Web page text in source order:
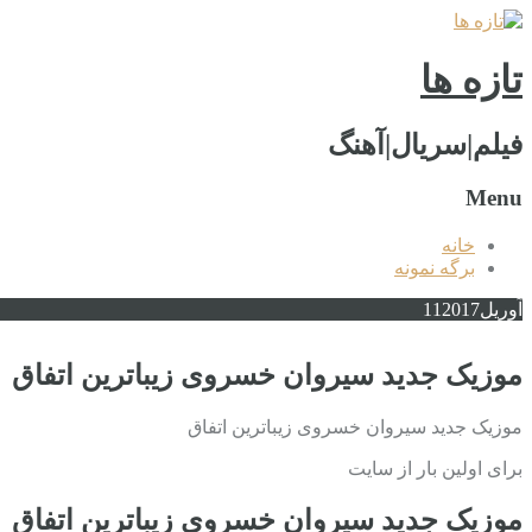
تازه ها
فیلم|سریال|آهنگ
Menu
خانه
برگه نمونه
آوریل 11 2017
موزیک جدید سیروان خسروی زیباترین اتفاق
موزیک جدید سیروان خسروی زیباترین اتفاق
برای اولین بار از سایت
موزیک جدید سیروان خسروی زیباترین اتفاق